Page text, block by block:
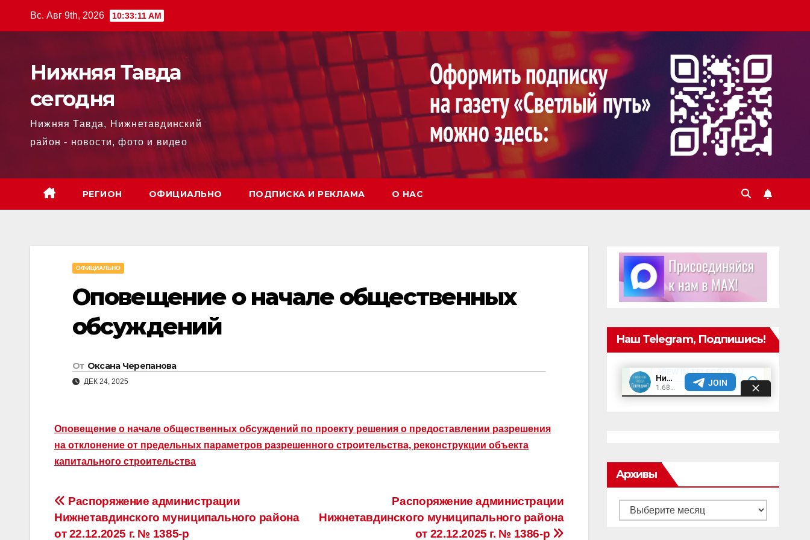
Вс. Авг 9th, 2026 10:33:11 AM
Нижняя Тавда
сегодня
Нижняя Тавда, Нижнетавдинский
район - новости, фото и видео
РЕГИОН ОФИЦИАЛЬНО ПОДПИСКА И РЕКЛАМА О НАС
ОФИЦИАЛЬНО
Оповещение о начале общественных
обсуждений
От Оксана Черепанова
ДЕК 24, 2025
Оповещение о начале общественных обсуждений по проекту решения о предоставлении разрешения
на отклонение от предельных параметров разрешенного строительства, реконструкции объекта
капитального строительства
Навигация
по
Распоряжение администрации
Нижнетавдинского муниципального района
от 22.12.2025 г. № 1386-р
Распоряжение администрации
Нижнетавдинского муниципального района
от 22.12.2025 г. № 1385-р
Наш Telegram, Подпишись!
Архивы
Архивы